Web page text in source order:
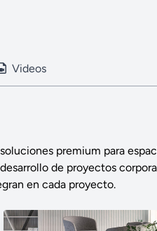
Videos
premium para
de proyectos
en cada proyecto.